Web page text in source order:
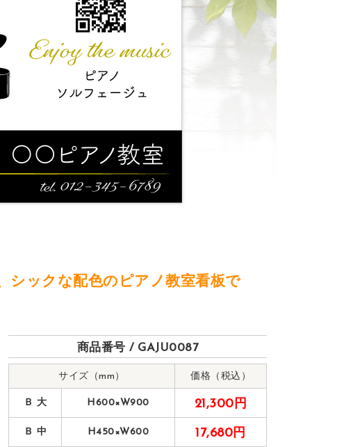
シックな配色のピアノ教室看板で
商品番号 / GAJU0087
サイズ（mm） 価格（税込）
Ｂ 大 H600×W900 21,300円
Ｂ 中 H450×W600 17,680円